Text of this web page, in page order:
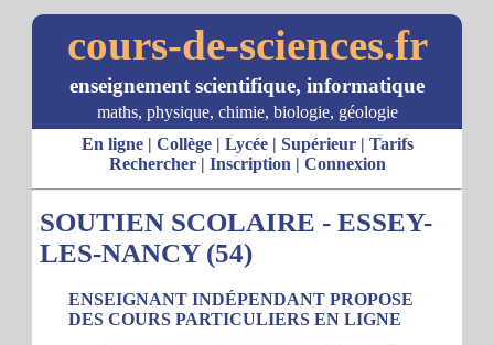
cours-de-sciences.fr
enseignement scientifique, informatique
maths, physique, chimie, biologie, géologie
En ligne| Collège| Lycée| Supérieur| Tarifs
Rechercher| Inscription | Connexion
SOUTIEN SCOLAIRE - ESSEY-
LES-NANCY (54)
ENSEIGNANT INDÉPENDANT PROPOSE
DES COURS PARTICULIERS EN LIGNE